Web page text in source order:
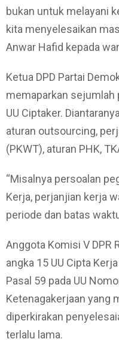
bukan untuk melayani
kita menyelesaikan
Anwar Hafid kepada
Ketua DPD Partai
memaparkan sejumlah
UU Ciptaker.
aturan outsourcing,
(PKWT), aturan PHK,
“Misalnya persoalan
Kerja, perjanjian kerja
periode dan batas
Anggota Komisi V DPR
angka 15 UU Cipta
Pasal 59 pada UU
Ketenagakerjaan yang
diperkirakan
terlalu lama.